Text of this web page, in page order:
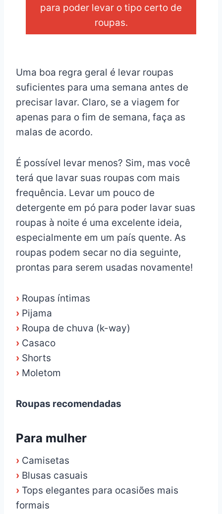
para poder levar o tipo certo de
roupas.
Uma boa regra geral é levar roupas
suficientes para uma semana antes de
precisar lavar. Claro, se a viagem for
apenas para o fim de semana, faça as
malas de acordo.
É possível levar menos? Sim, mas você
terá que lavar suas roupas com mais
frequência. Levar um pouco de
detergente em pó para poder lavar suas
roupas à noite é uma excelente ideia,
especialmente em um país quente. As
roupas podem secar no dia seguinte,
prontas para serem usadas novamente!
› Roupas íntimas
› Pijama
› Roupa de chuva (k-way)
› Casaco
› Shorts
› Moletom
Roupas recomendadas
Para mulher
› Camisetas
› Blusas casuais
› Tops elegantes para ocasiões mais
formais